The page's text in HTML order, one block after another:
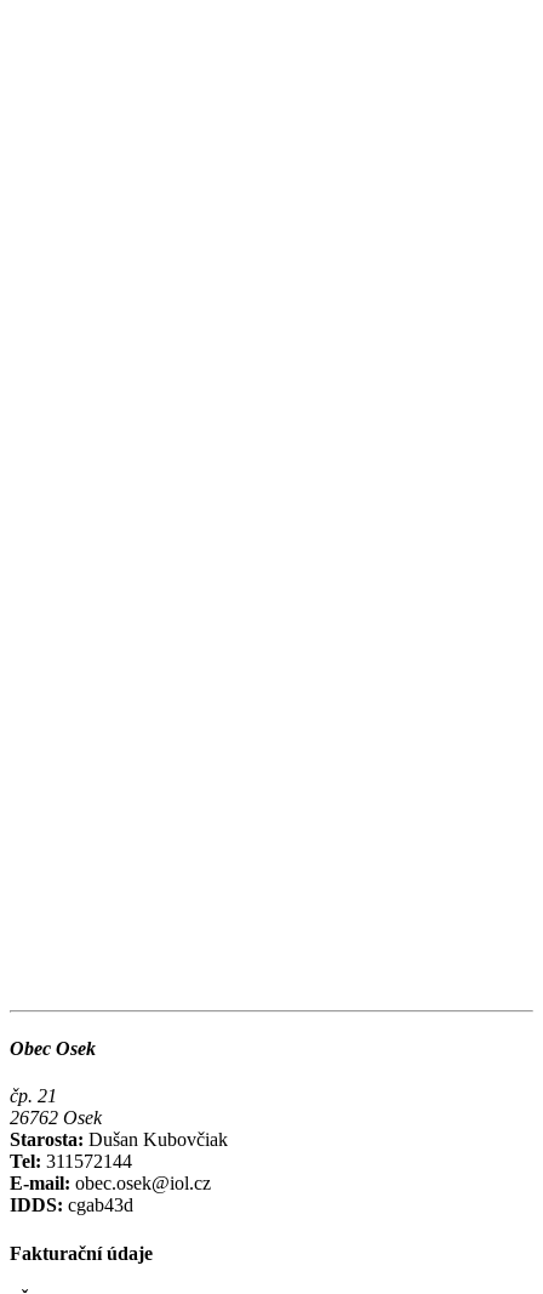
Obec Osek
čp. 21
26762 Osek
Starosta: Dušan Kubovčiak
Tel: 311572144
E-mail: obec.osek@iol.cz
IDDS: cgab43d
Fakturační údaje